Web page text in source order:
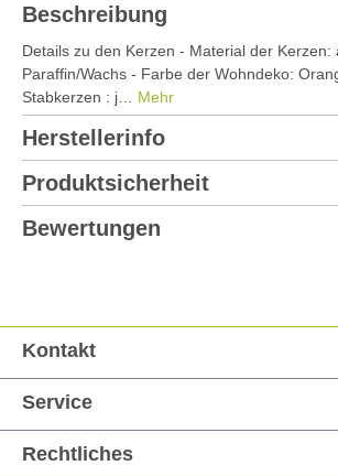
Beschreibung
Details zu den Kerzen - Material der Kerzen:
Paraffin/Wachs - Farbe der Wohndeko:
Stabkerzen : j… Mehr
Herstellerinfo
Produktsicherheit
Bewertungen
Kontakt
Service
Rechtliches